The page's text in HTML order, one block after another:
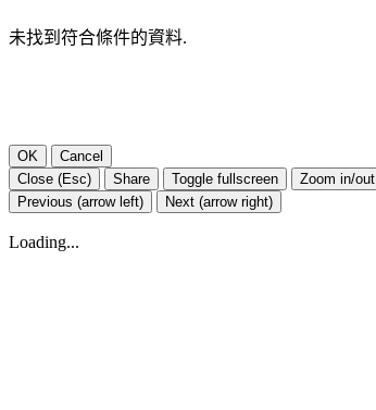
未找到符合條件的資料.
OK
Cancel
Close (Esc)
Share Toggle fullscreen
Zoom in/out
Previous (arrow left)
Next (arrow right)
Loading...